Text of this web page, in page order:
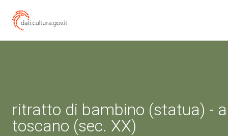
ritratto di bambino (statua) -
toscano (sec. XX)